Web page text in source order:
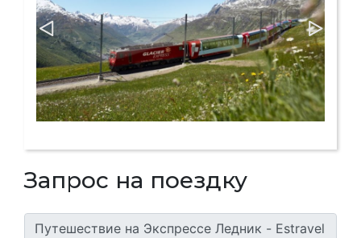
Запрос на поездку